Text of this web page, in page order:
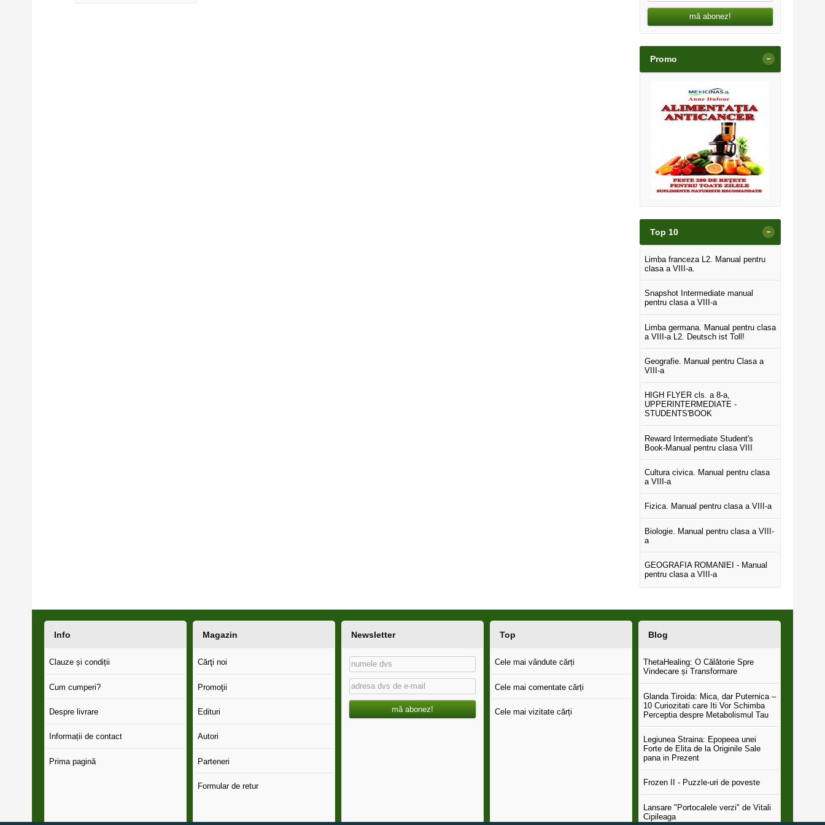
mă abonez!
Promo -
Top 10 -
Limba franceza L2. Manual pentru
clasa a VIII-a.
Snapshot Intermediate manual
pentru clasa a VIII-a
Limba germana. Manual pentru clasa
a VIII-a L2. Deutsch ist Toll!
Geografie. Manual pentru Clasa a
VIII-a
HIGH FLYER cls. a 8-a,
UPPERINTERMEDIATE -
STUDENTS'BOOK
Reward Intermediate Student's
Book-Manual pentru clasa VIII
Cultura civica. Manual pentru clasa
a VIII-a
Fizica. Manual pentru clasa a VIII-a
Biologie. Manual pentru clasa a VIII-
a
GEOGRAFIA ROMANIEI - Manual
pentru clasa a VIII-a
Info
Clauze și condiții
Cum cumperi?
Despre livrare
Informații de contact
Prima pagină
Magazin
Cărţi noi
Promoţii
Edituri
Autori
Parteneri
Formular de retur
Newsletter
mă abonez!
Top
Cele mai vândute cărți
Cele mai comentate cărți
Cele mai vizitate cărți
Blog
ThetaHealing: O Călătorie Spre
Vindecare și Transformare
Glanda Tiroida: Mica, dar Puternica –
10 Curiozitati care Iti Vor Schimba
Perceptia despre Metabolismul Tau
Legiunea Straina: Epopeea unei
Forte de Elita de la Originile Sale
pana in Prezent
Frozen II - Puzzle-uri de poveste
Lansare "Portocalele verzi" de Vitali
Cipileaga